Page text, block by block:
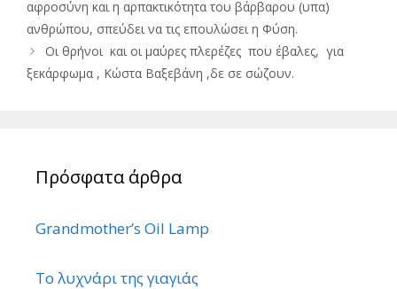
αφροσύνη και η αρπακτικότητα του βάρβαρου (υπα)
ανθρώπου, σπεύδει να τις επουλώσει η Φύση.
Οι θρήνοι και οι μαύρες πλερέζες που έβαλες, για
ξεκάρφωμα , Κώστα Βαξεβάνη ,δε σε σώζουν.
Πρόσφατα άρθρα
Grandmother’s Oil Lamp
Το λυχνάρι της γιαγιάς